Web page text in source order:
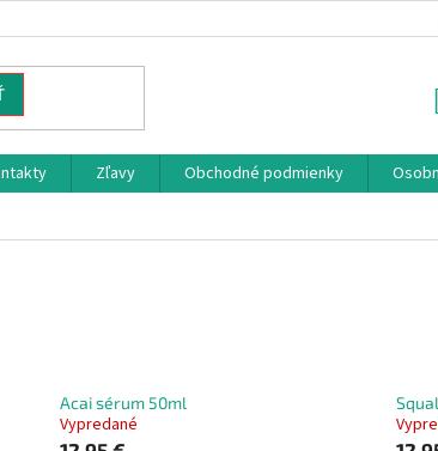
Zľavy Obchodné podmienky
Acai sérum 50ml
Vypredané